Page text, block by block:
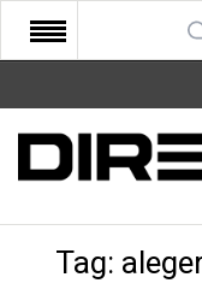
START
COMUNITATE
CULTURA
Tag: